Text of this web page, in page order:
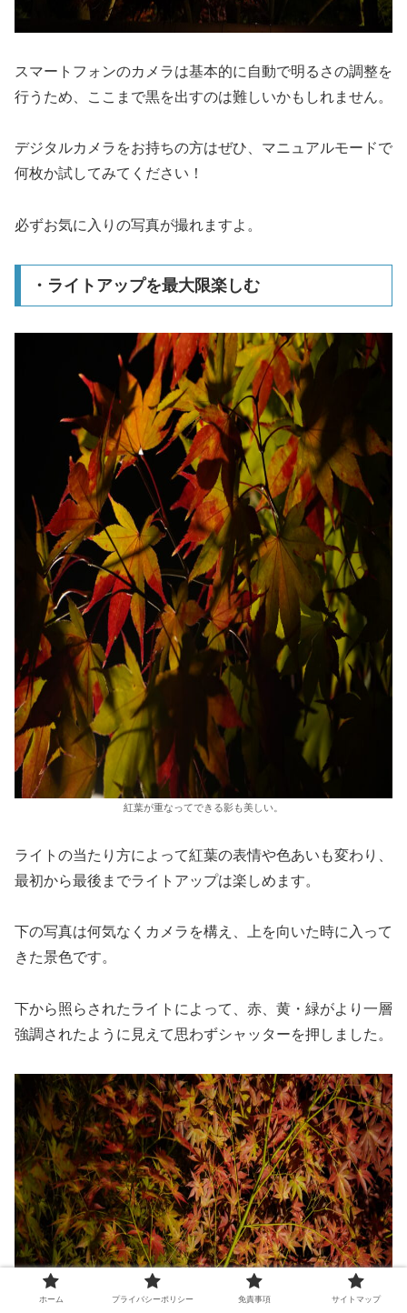
スマートフォンのカメラは基本的に自動で明るさの調整を
行うため、ここまで黒を出すのは難しいかもしれません。
デジタルカメラをお持ちの方はぜひ、マニュアルモードで
何枚か試してみてください！
必ずお気に入りの写真が撮れますよ。
・ライトアップを最大限楽しむ
紅葉が重なってできる影も美しい。
ライトの当たり方によって紅葉の表情や色あいも変わり、
最初から最後までライトアップは楽しめます。
下の写真は何気なくカメラを構え、上を向いた時に入って
きた景色です。
下から照らされたライトによって、赤、黄・緑がより一層
強調されたように見えて思わずシャッターを押しました。
ホーム プライバシーポリシー 免責事項 サイトマップ